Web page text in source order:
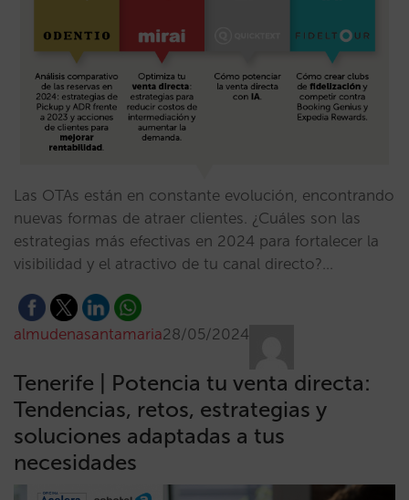
Las OTAs están en constante evolución, encontrando
nuevas formas de atraer clientes. ¿Cuáles son las
estrategias más efectivas en 2024 para fortalecer la
visibilidad y el atractivo de tu canal directo?…
almudenasantamaria28/05/2024
Tenerife | Potencia tu venta directa:
Tendencias, retos, estrategias y
soluciones adaptadas a tus
necesidades